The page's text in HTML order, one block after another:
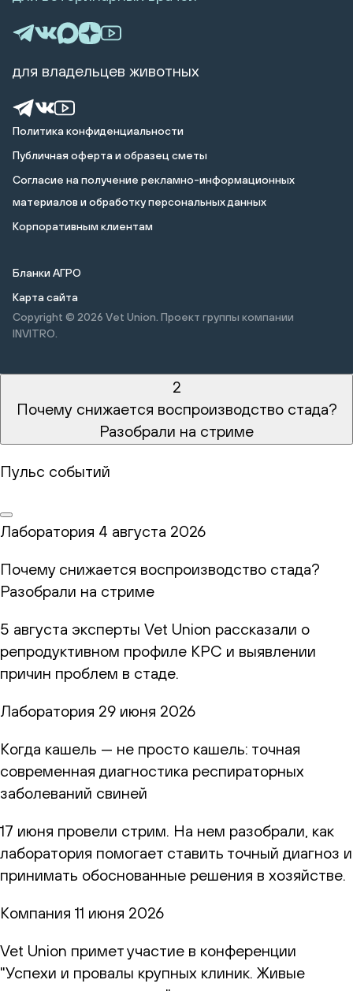
Политика конфиденциальности
Публичная оферта и образец сметы
Cогласие на получение рекламно-информационных
материалов и обработку персональных данных
Корпоративным клиентам
Бланки АГРО
Карта сайта
Copyright © 2026 Vet Union. Проект группы компании
INVITRO.
для владельцев животных
2
Почему снижается воспроизводство стада?
Разобрали на стриме
Пульс событий
Лаборатория 4 августа 2026
Почему снижается воспроизводство стада?
Разобрали на стриме
5 августа эксперты Vet Union рассказали о
репродуктивном профиле КРС и выявлении
причин проблем в стаде.
Лаборатория 29 июня 2026
Когда кашель — не просто кашель: точная
современная диагностика респираторных
заболеваний свиней
17 июня провели стрим. На нем разобрали, как
лаборатория помогает ставить точный диагноз и
принимать обоснованные решения в хозяйстве.
Компания 11 июня 2026
Vet Union примет участие в конференции
"Успехи и провалы крупных клиник. Живые